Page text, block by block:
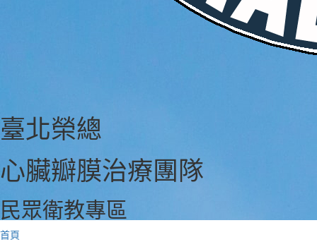
臺北榮總
心臟瓣膜治療團隊
民眾衛教專區
首頁